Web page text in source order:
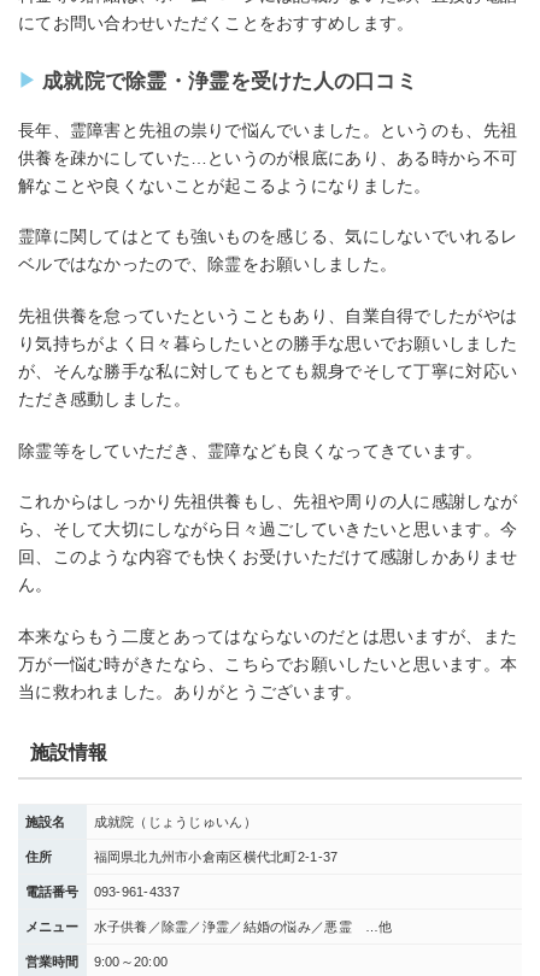
にてお問い合わせいただくことをおすすめします。
成就院で除霊・浄霊を受けた人の口コミ
長年、霊障害と先祖の祟りで悩んでいました。というのも、先祖
供養を疎かにしていた…というのが根底にあり、ある時から不可
解なことや良くないことが起こるようになりました。
霊障に関してはとても強いものを感じる、気にしないでいれるレ
ベルではなかったので、除霊をお願いしました。
先祖供養を怠っていたということもあり、自業自得でしたがやは
り気持ちがよく日々暮らしたいとの勝手な思いでお願いしました
が、そんな勝手な私に対してもとても親身でそして丁寧に対応い
ただき感動しました。
除霊等をしていただき、霊障なども良くなってきています。
これからはしっかり先祖供養もし、先祖や周りの人に感謝しなが
ら、そして大切にしながら日々過ごしていきたいと思います。今
回、このような内容でも快くお受けいただけて感謝しかありませ
ん。
本来ならもう二度とあってはならないのだとは思いますが、また
万が一悩む時がきたなら、こちらでお願いしたいと思います。本
当に救われました。ありがとうございます。
施設情報
施設名 成就院（じょうじゅいん）
住所 福岡県北九州市小倉南区横代北町2-1-37
電話番号 093-961-4337
メニュー 水子供養／除霊／浄霊／結婚の悩み／悪霊 …他
営業時間 9:00～20:00